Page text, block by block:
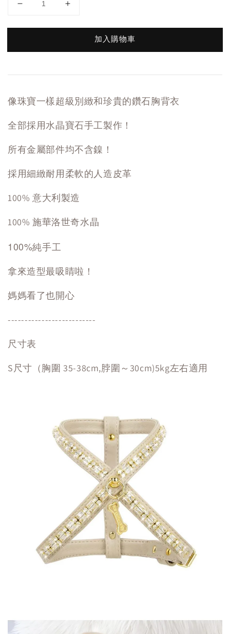
加入購物車
像珠寶一樣超級別緻和珍貴的鑽石胸背衣
全部採用水晶寶石手工製作！
所有金屬部件均不含鎳！
採用細緻耐用柔軟的人造皮革
100% 意大利製造
100% 施華洛世奇水晶
100%純手工
拿來造型最吸睛啦！
媽媽看了也開心
--------------------------
尺寸表
S尺寸（胸圍 35-38cm,脖圍～30cm)5kg左右適用